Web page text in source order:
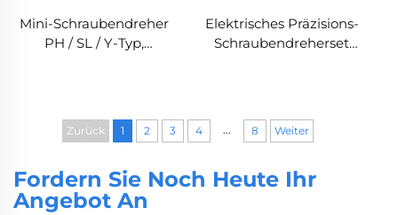
Mini-Schraubendreher
PH / SL / Y-Typ,
Elektrisches Präzisions-
Schraubendreherset
Zurück 1 2 3 4 ... 8 Weiter
Fordern Sie Noch Heute Ihr
Angebot An